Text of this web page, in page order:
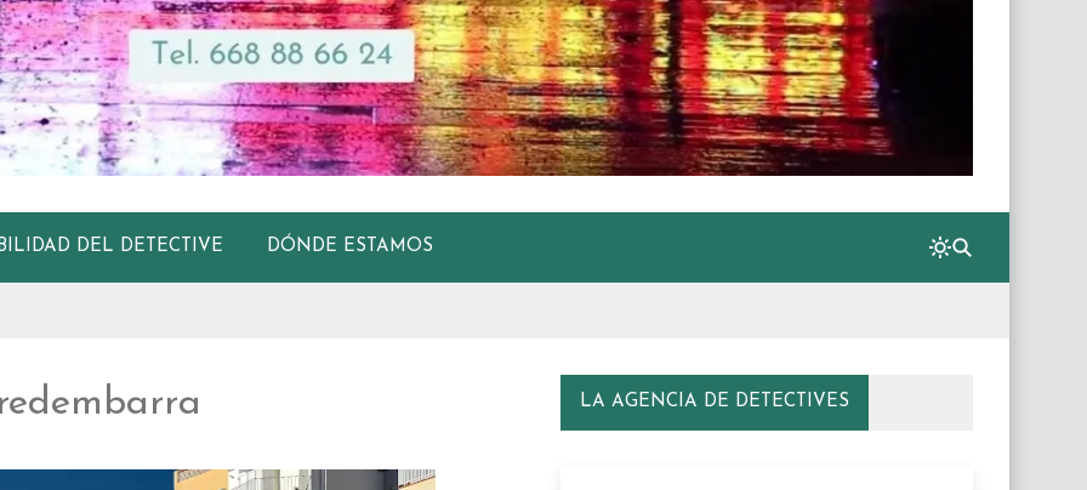
DEL DETECTIVE DÓNDE ESTAMOS
costes y tarifas
LA AGENCIA DE DETECTIVES